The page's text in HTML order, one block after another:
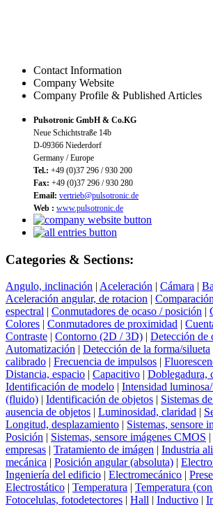
Contact Information
Company Website
Company Profile & Published Articles
Pulsotronic GmbH & Co.KG
Neue Schichtstraße 14b
D-09366 Niederdorf
Germany / Europe
Tel.: +49 (0)37 296 / 930 200
Fax: +49 (0)37 296 / 930 280
Email: vertrieb@pulsotronic.de
Web : www.pulsotronic.de
Categories & Sections:
Angulo, inclinación | Aceleración | Cámara |
Aceleración angular, de rotacion |
espectral | Conmutadores de ocaso / posición |
Colores | Conmutadores de proximidad |
Contraste | Contorno (2D / 3D) | Detección de
Automatización | Detección de la forma/silueta
calibrado | Frecuencia de impulsos |
Distancia, espacio | Capacitivo | Doblegadura,
Identificación de modelo | Intensidad
(fluido) | Identificación de objetos | Sistemas
ausencia de objetos | Luminosidad, claridad |
Longitud, desplazamiento | Sistemas, sensore
Posición | Sistemas, sensore imágenes CMOS |
empresas | Tratamiento de imágen | Industria
mecánica | Posición angular (absoluta) |
Ingeniería del edificio | Electromecánico |
Electrostático | Temperatura | Temperatura
Fotocelulas, fotodetectores | Hall | Inductivo |